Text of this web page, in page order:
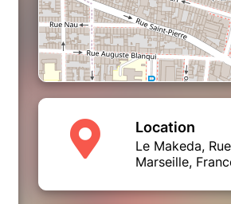
Location
Le Makeda,
Marseille,